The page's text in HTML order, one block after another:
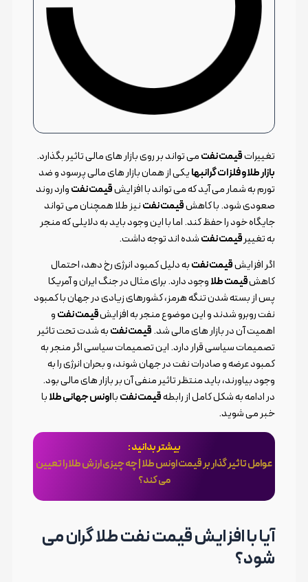
تغییراتقیمت نفتمی تواند بر روی بازار های مالی تاثیر بگذارد.
بازار طلا و فلزات گرانبهایکی از همان بازار های مالی پرسود و ضد
تورم به شمار می آید که می تواند با افزایشقیمت نفتوارد روند
صعودی شود. با کاهشقیمت نفتنیز طلا همچنان می تواند
جایگاه خود را حفظ کند. اما با این وجود باید به دلایلی که منجر
به تغییرقیمت نفتشده اند توجه داشت.
اگر افزایشقیمت نفتبه دلیل کمبود انرژی رخ دهد، احتمال
کاهشقیمت طلاوجود دارد. برای مثال در جنگ ایران و آمریکا
پس از بسته شدن تنگه هرمز، کشورهای زیادی در جهان با کمبود
نفت روبرو شدند و این موضوع منجر به افزایشقیمت نفتو
اهمیت آن در بازار های مالی شد.قیمت نفتبه شدت تحت تاثیر
تصمیمات سیاسی قرار دارد. این تصمیمات سیاسی اگر منجر به
کمبود عرضه و صادرات نفت در جهان شوند، و بحران انرژی را به
وجود بیاورند، باید منتظر تاثیر منفی آن بر بازار های مالی بود.
در ادامه به شکل کامل از رابطهقیمت نفتبااونس جهانی طلابا
خبر می شوید.
بیشتر بدانید :
عوامل تاثیر گذار بر قیمت اونس طلا | چه چیزی ارزش طلا را تعیین
می کند؟
آیا با افزایش قیمت نفت طلا گران می
شود؟